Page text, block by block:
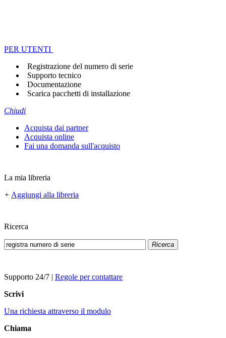
PER UTENTI
Registrazione del numero di serie
Supporto tecnico
Documentazione
Scarica pacchetti di installazione
Chiudi
Acquista dai partner
Acquista online
Fai una domanda sull'acquisto
La mia libreria
+ Aggiungi alla libreria
Ricerca
Ricerca
Supporto 24/7 | Regole per contattare
Scrivi
Una richiesta attraverso il modulo
Chiama